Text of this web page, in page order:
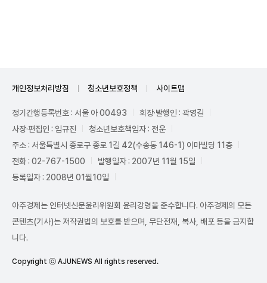
개인정보처리방침 청소년보호정책 사이트맵
정기간행등록번호 : 서울 아 00493
회장·발행인 : 곽영길
사장·편집인 : 임규진
청소년보호책임자 : 전운
주소 : 서울특별시 종로구 종로 1길 42(수송동 146-1) 이마빌딩 11층
전화 : 02-767-1500
발행일자 : 2007년 11월 15일
등록일자 : 2008년 01월10일
아주경제는 인터넷신문윤리위원회 윤리강령을 준수합니다. 아주경제의 모든
콘텐츠(기사)는 저작권법의 보호를 받으며, 무단전재, 복사, 배포 등을 금지합
니다.
Copyright ⓒ AJUNEWS All rights reserved.